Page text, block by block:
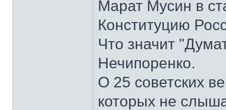
Марат Мусин в
Конституцию
Что значит
Нечипоренко.
О 25 советских
которых не